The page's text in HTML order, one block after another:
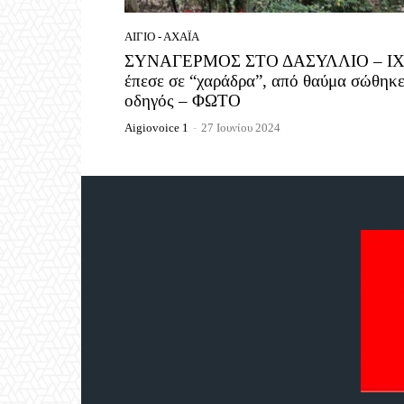
ΑΊΓΙΟ - ΑΧΑΪ́Α
ΣΥΝΑΓΕΡΜΟΣ ΣΤΟ ΔΑΣΥΛΛΙΟ – ΙΧ
έπεσε σε “χαράδρα”, από θαύμα
οδηγός – ΦΩΤΟ
Aigiovoice 1 - 27 Ιουνίου 2024